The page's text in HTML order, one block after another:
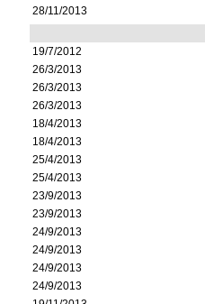
28/11/2013
19/7/2012
26/3/2013
26/3/2013
26/3/2013
18/4/2013
18/4/2013
25/4/2013
25/4/2013
23/9/2013
23/9/2013
24/9/2013
24/9/2013
24/9/2013
24/9/2013